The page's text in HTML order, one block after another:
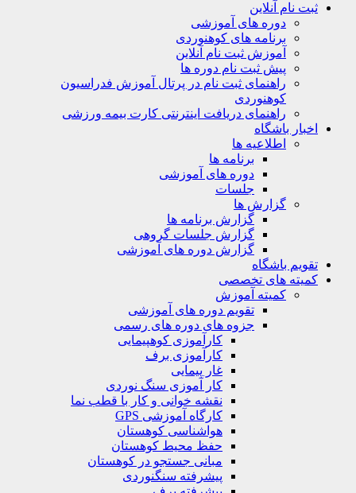
نام آنلاین
دوره های آموزشی
برنامه های کوهنوردی
آموزش ثبت نام آنلاین
پیش ثبت نام دوره ها
راهنمای ثبت نام در پرتال آموزش فدراسیون
کوهنوردی
راهنمای دریافت اینترنتی کارت بیمه ورزشی
باشگاه
اطلاعیه ها
برنامه ها
دوره های آموزشی
جلسات
گزارش ها
گزارش برنامه ها
گزارش جلسات گروهی
گزارش دوره های آموزشی
باشگاه
های تخصصی
کمیته آموزش
تقویم دوره های آموزشی
جزوه های دوره های رسمی
کارآموزی کوهپیمایی
کارآموزی برف
غار پیمایی
کار آموزی سنگ نوردی
نقشه خوانی و کار با قطب نما
کارگاه آموزشی GPS
هواشناسی کوهستان
حفظ محیط کوهستان
مبانی جستجو در کوهستان
پیشرفته سنگنوردی